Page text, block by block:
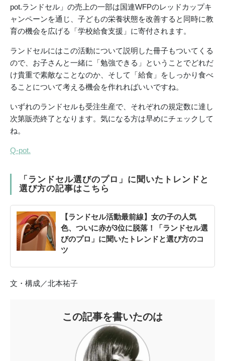
pot.ランドセル」の売上の一部は国連WFPのレッドカップキ
ャンペーンを通じ、子どもの栄養状態を改善すると同時に教
育の機会を広げる「学校給食支援」に寄付されます。
ランドセルにはこの活動について説明した冊子もついてくる
ので、お子さんと一緒に「勉強できる」ということでどれだ
け貴重で素敵なことなのか、そして「給食」をしっかり食べ
ることについて考える機会を作れればいいですね。
いずれのランドセルも受注生産で、それぞれの規定数に達し
次第販売終了となります。気になる方は早めにチェックして
ね。
Q-pot.
「ランドセル選びのプロ」に聞いたトレンドと
選び方の記事はこちら
【ランドセル活動最前線】女の子の人気
色、ついに赤が3位に脱落！「ランドセル選
びのプロ」に聞いたトレンドと選び方のコ
ツ
文・構成／北本祐子
この記事を書いたのは